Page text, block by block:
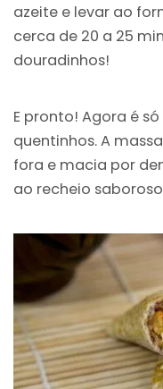
azeite e levar ao
cerca de 20 a 25
douradinhos!
E pronto! Agora é
quentinhos. A
fora e macia por
ao recheio